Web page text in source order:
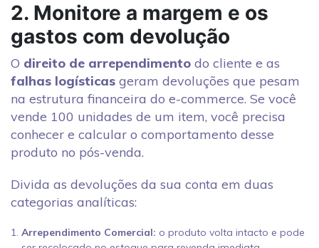
2. Monitore a margem e os
gastos com devolução
O direito de arrependimento do cliente e as
falhas logísticas geram devoluções que pesam
na estrutura financeira do e-commerce. Se você
vende 100 unidades de um item, você precisa
conhecer e calcular o comportamento desse
produto no pós-venda.
Divida as devoluções da sua conta em duas
categorias analíticas:
Arrependimento Comercial: o produto volta intacto e pode